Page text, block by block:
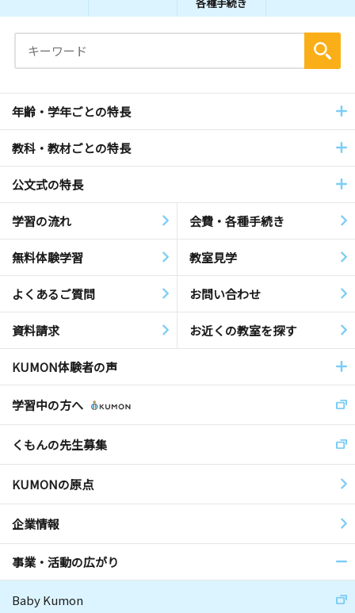
年齢・学年ごとの特長
教科・教材ごとの特長
公文式の特長
学習の流れ 会費・各種手続き
無料体験学習 教室見学
よくあるご質問 お問い合わせ
資料請求 お近くの教室を探す
KUMON体験者の声
学習中の方へ
くもんの先生募集
KUMONの原点
企業情報
事業・活動の広がり
Baby Kumon